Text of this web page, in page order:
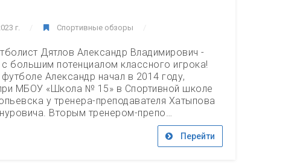
г. Спортивные обзоры
Дятлов Александр Владимирович -
большим потенциалом классного игрока!
Александр начал в 2014 году,
МБОУ «Школа № 15» в Спортивной школе
у тренера-преподавателя Хатыпова
Вторым тренером-препо…
Перейти